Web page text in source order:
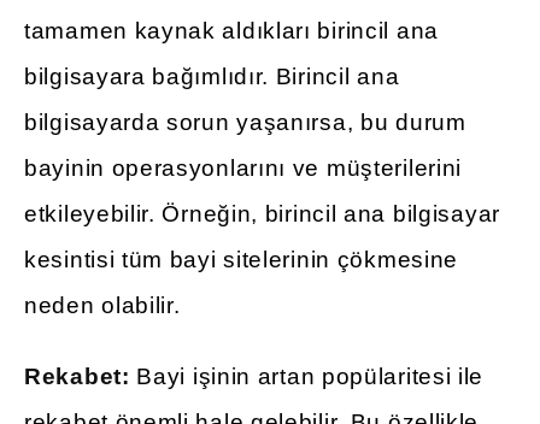
tamamen kaynak aldıkları birincil ana
bilgisayara bağımlıdır. Birincil ana
bilgisayarda sorun yaşanırsa, bu durum
bayinin operasyonlarını ve müşterilerini
etkileyebilir. Örneğin, birincil ana bilgisayar
kesintisi tüm bayi sitelerinin çökmesine
neden olabilir.
Rekabet: Bayi işinin artan popülaritesi ile